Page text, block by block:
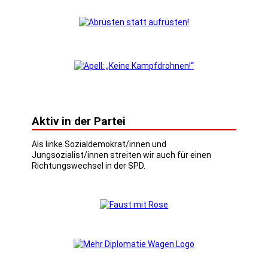
Aktiv in der Partei
Als linke Sozialdemokrat/innen und
Jungsozialist/innen streiten wir auch für einen
Richtungswechsel in der SPD.